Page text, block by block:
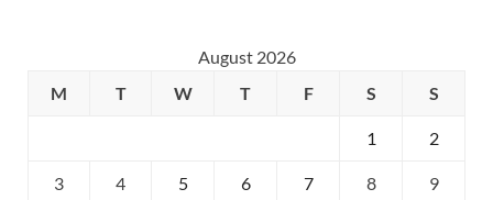
August 2026
M
T W T F S S
1 2
3 4 5 6 7 8 9